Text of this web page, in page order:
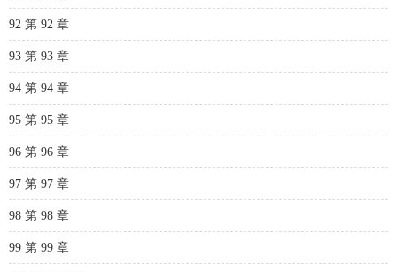
92 第 92 章
93 第 93 章
94 第 94 章
95 第 95 章
96 第 96 章
97 第 97 章
98 第 98 章
99 第 99 章